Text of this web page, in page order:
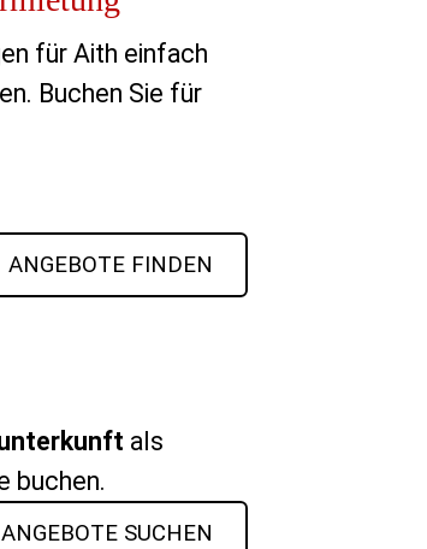
für Aith einfach
Buchen Sie für
ANGEBOTE FINDEN
als
buchen.
ANGEBOTE SUCHEN